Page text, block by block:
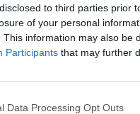
to third parties prior
of your personal
This information may also be
Participants that may further
Data Processing Opt Outs